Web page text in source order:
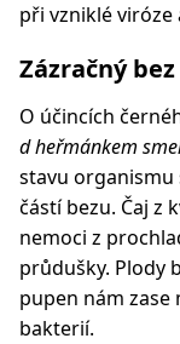
při vzniklé viróze
Zázračný
O účincích
d heřmánkem
stavu organismu
částí bezu. Čaj z
nemoci z
průdušky. Plody
pupen nám zase
bakterií.